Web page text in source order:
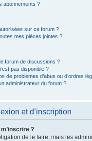
abonnements ?
sur ce forum ?
mes pièces jointes ?
forum de discussions ?
pas disponible ?
de problèmes d’abus ou d’ordres
administrateur du forum ?
et d’inscription
?
de le faire, mais les